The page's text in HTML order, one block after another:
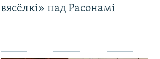
вясёлкі» пад Расонамі